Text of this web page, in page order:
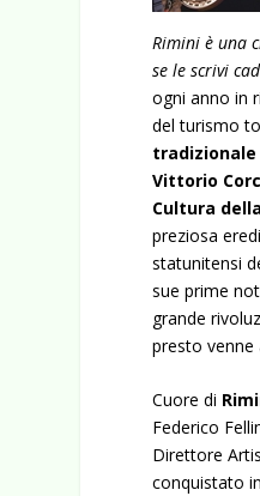
Rimini è una
se le scrivi
ogni anno in
del turismo
tradizionale
Vittorio
Cultura
preziosa
statunitensi
sue prime
grande
presto
Cuore di
Federico
Direttore
conquistato